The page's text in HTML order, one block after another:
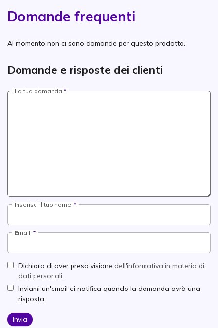
Domande frequenti
Al momento non ci sono domande per questo prodotto.
Domande e risposte dei clienti
La tua domanda
Inserisci il tuo nome:
Email:
Dichiaro di aver preso visione dell'informativa in materia di
dati personali.
Inviami un'email di notifica quando la domanda avrà una
risposta
Invia